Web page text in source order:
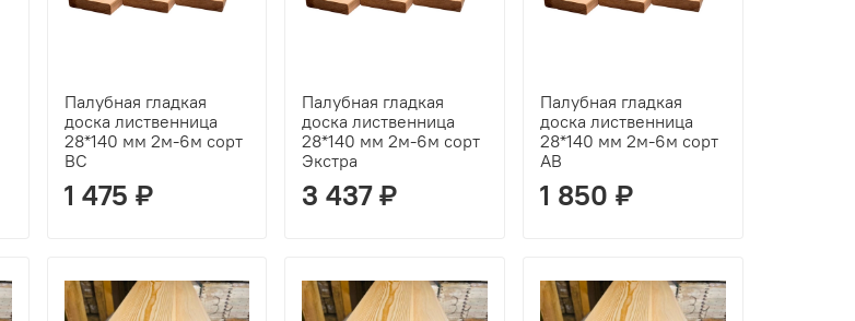
Палубная гладкая
доска лиственница
28*140 мм 2м-6м сорт
ВС
1 475 ₽
Палубная гладкая
доска лиственница
28*140 мм 2м-6м сорт
Экстра
3 437 ₽
Палубная гладкая
доска лиственница
28*140 мм 2м-6м сорт
АВ
1 850 ₽